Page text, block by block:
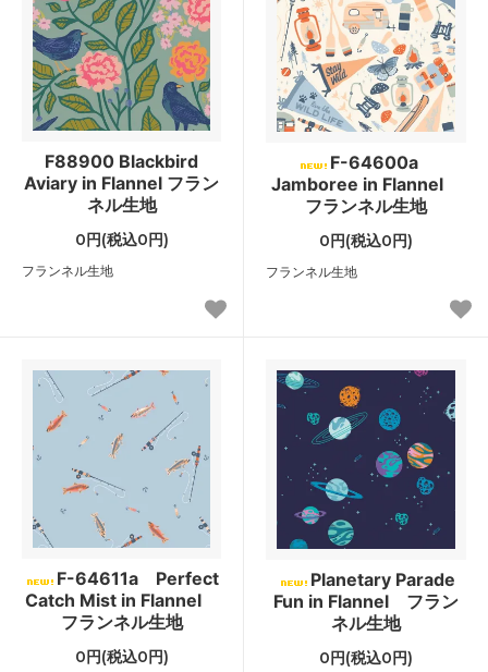
F88900 Blackbird
Aviary in Flannel フラン
ネル生地
0円(税込0円)
フランネル生地
F-64600a
Jamboree in Flannel
フランネル生地
0円(税込0円)
フランネル生地
F-64611a Perfect
Catch Mist in Flannel
フランネル生地
0円(税込0円)
Planetary Parade
Fun in Flannel フラン
ネル生地
0円(税込0円)